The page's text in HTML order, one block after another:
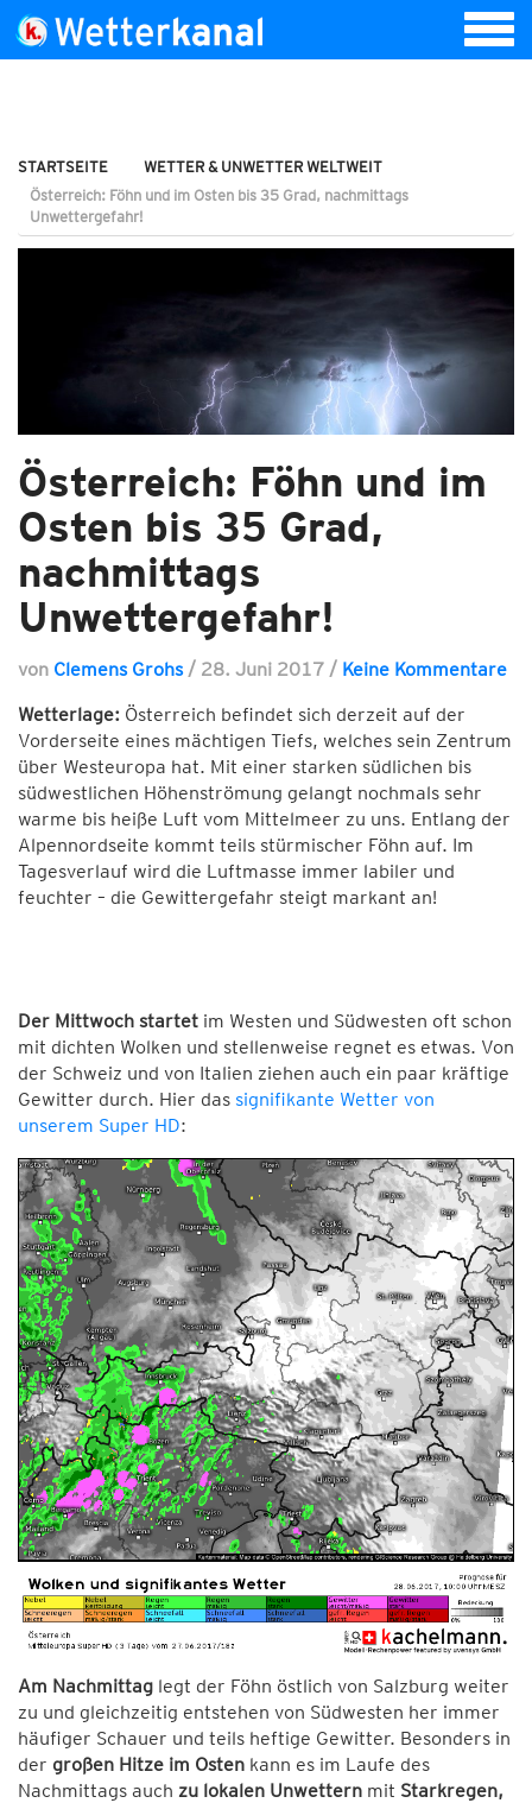
STARTSEITE
WETTER & UNWETTER WELTWEIT
Österreich: Föhn und im Osten bis 35 Grad, nachmittags
Unwettergefahr!
Österreich: Föhn und im
Osten bis 35 Grad,
nachmittags
Unwettergefahr!
von Clemens Grohs / 28. Juni 2017 / Keine Kommentare
Wetterlage: Österreich befindet sich derzeit auf der
Vorderseite eines mächtigen Tiefs, welches sein Zentrum
über Westeuropa hat. Mit einer starken südlichen bis
südwestlichen Höhenströmung gelangt nochmals sehr
warme bis heiße Luft vom Mittelmeer zu uns. Entlang der
Alpennordseite kommt teils stürmischer Föhn auf. Im
Tagesverlauf wird die Luftmasse immer labiler und
feuchter – die Gewittergefahr steigt markant an!
Der Mittwoch startet im Westen und Südwesten oft schon
mit dichten Wolken und stellenweise regnet es etwas. Von
der Schweiz und von Italien ziehen auch ein paar kräftige
Gewitter durch. Hier das signifikante Wetter von
unserem Super HD:
Am Nachmittag legt der Föhn östlich von Salzburg weiter
zu und gleichzeitig entstehen von Südwesten her immer
häufiger Schauer und teils heftige Gewitter. Besonders in
der großen Hitze im Osten kann es im Laufe des
Nachmittags auch zu lokalen Unwettern mit Starkregen,